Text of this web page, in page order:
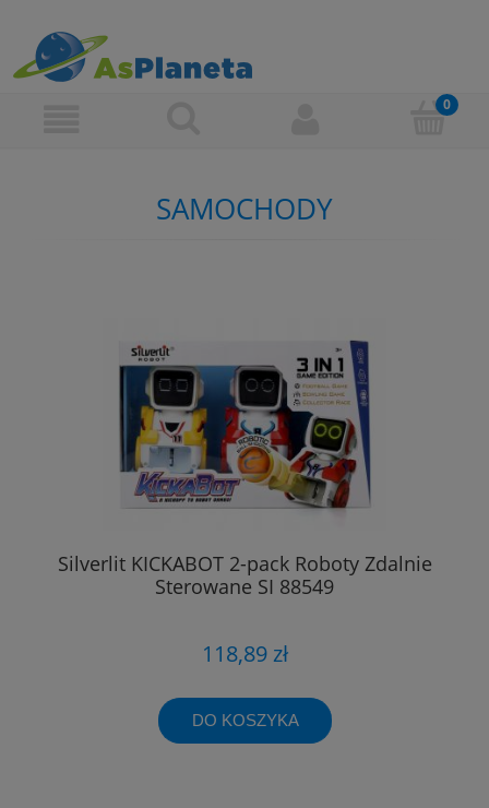
SAMOCHODY
Silverlit KICKABOT 2-pack Roboty Zdalnie
Sterowane SI 88549
118,89 zł
DO KOSZYKA